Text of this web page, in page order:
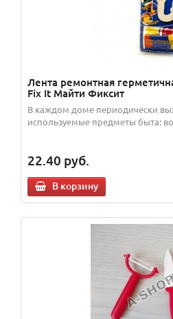
Лента ремонтная
Fix It Майти Фиксит
В каждом доме периодически
используемые предметы быта:
22.40 руб.
В корзину